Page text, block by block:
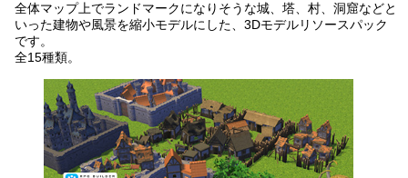
全体マップ上でランドマークになりそうな城、塔、村、洞窟などと
いった建物や風景を縮小モデルにした、3Dモデルリソースパック
です。
全15種類。